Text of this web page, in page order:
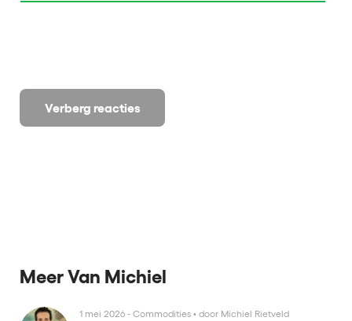
Verberg reacties
Meer Van Michiel
1 mei 2026 - Commodities • door Michiel Rietveld